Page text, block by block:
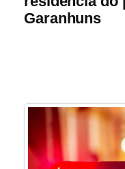
Garanhuns